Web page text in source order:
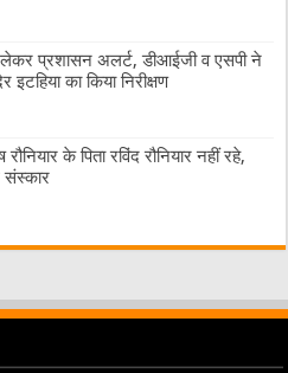
प्रशासन अलर्ट, डीआईजी व एसपी ने
इटहिया का किया निरीक्षण
के पिता रविंद रौनियार नहीं रहे,
संस्कार